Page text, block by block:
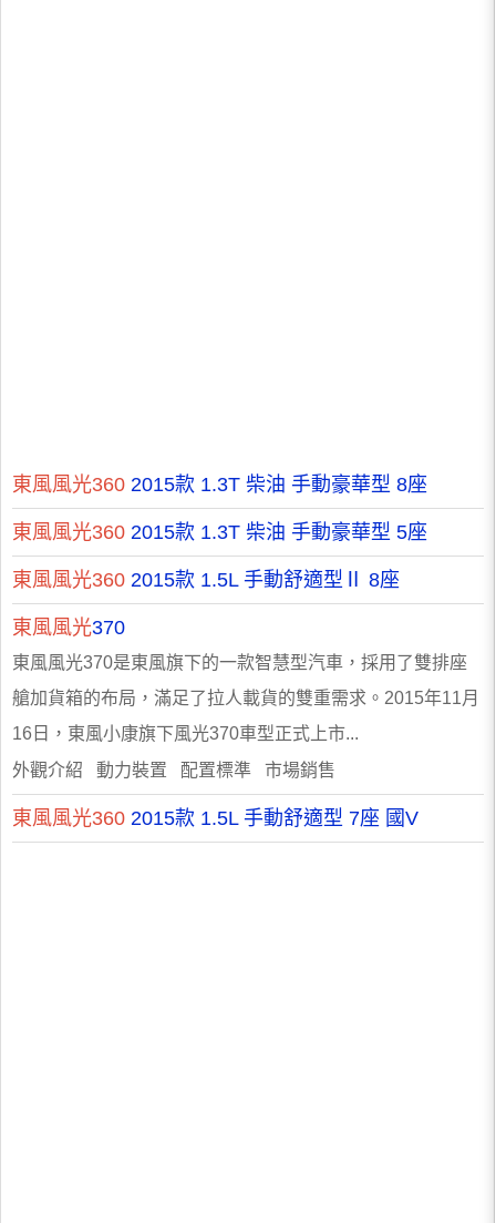
東風風光360 2015款 1.3T 柴油 手動豪華型 8座
東風風光360 2015款 1.3T 柴油 手動豪華型 5座
東風風光360 2015款 1.5L 手動舒適型Ⅱ 8座
東風風光370
東風風光370是東風旗下的一款智慧型汽車，採用了雙排座
艙加貨箱的布局，滿足了拉人載貨的雙重需求。2015年11月
16日，東風小康旗下風光370車型正式上市...
外觀介紹 動力裝置 配置標準 市場銷售
東風風光360 2015款 1.5L 手動舒適型 7座 國V